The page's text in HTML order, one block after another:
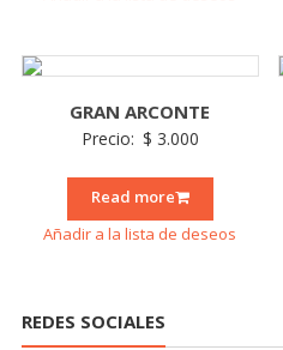
GRAN ARCONTE
Precio: $ 3.000
Read more
Añadir a la lista de deseos
REDES SOCIALES